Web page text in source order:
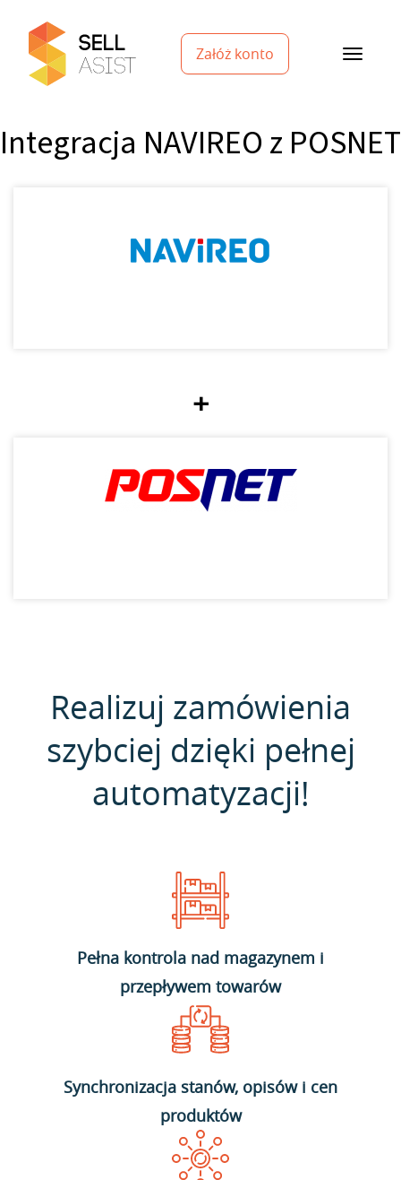
Załóż konto
Integracja NAVIREO z POSNET
+
Realizuj zamówienia
szybciej dzięki pełnej
automatyzacji!
Pełna kontrola nad magazynem i
przepływem towarów
Synchronizacja stanów, opisów i cen
produktów